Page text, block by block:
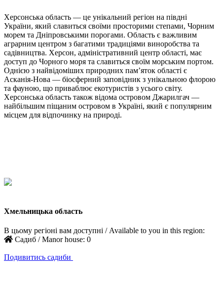
Херсонська область — це унікальний регіон на півдні
України, який славиться своїми просторими степами, Чорним
морем та Дніпровськими порогами. Область є важливим
аграрним центром з багатими традиціями виноробства та
садівництва. Херсон, адміністративний центр області, має
доступ до Чорного моря та славиться своїм морським портом.
Однією з найвідоміших природних пам’яток області є
Асканія-Нова — біосферний заповідник з унікальною флорою
та фауною, що приваблює екотуристів з усього світу.
Херсонська область також відома островом Джарилгач —
найбільшим піщаним островом в Україні, який є популярним
місцем для відпочинку на природі.
Хмельницька область
В цьому регіоні вам доступні / Available to you in this region:
Садиб / Manor house: 0
Подивитись садиби